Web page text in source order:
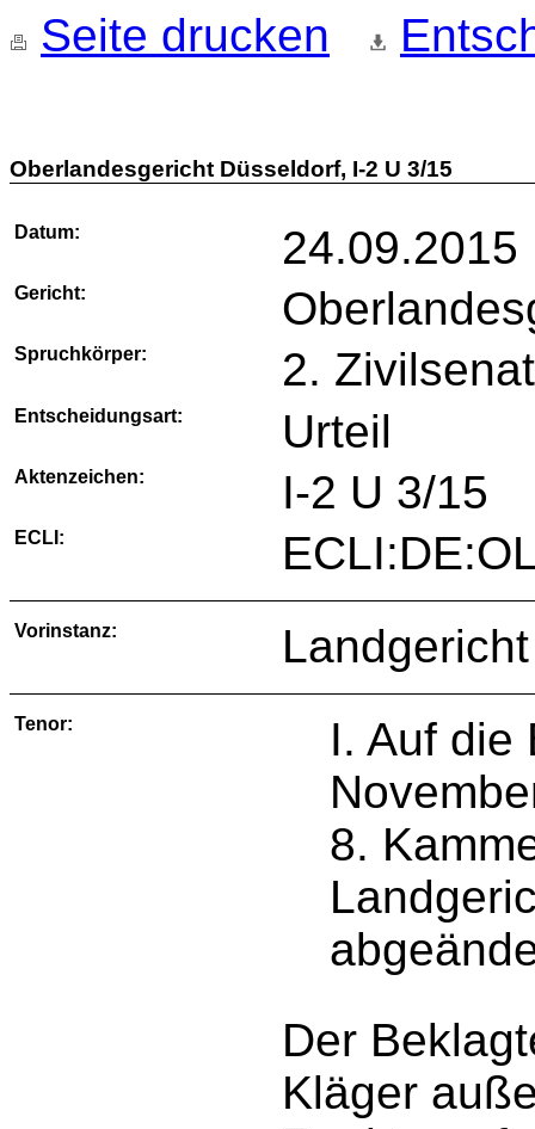
Seite drucken
Oberlandesgericht Düsseldorf, I-2 U 3/15
Datum: 24.09.2015
Gericht:
Spruchkörper: 2. Zivilsenat
Entscheidungsart: Urteil
Aktenzeichen: I-2 U 3/15
ECLI:
Vorinstanz:
Tenor:
I. Auf die
8.
Der
Kläger